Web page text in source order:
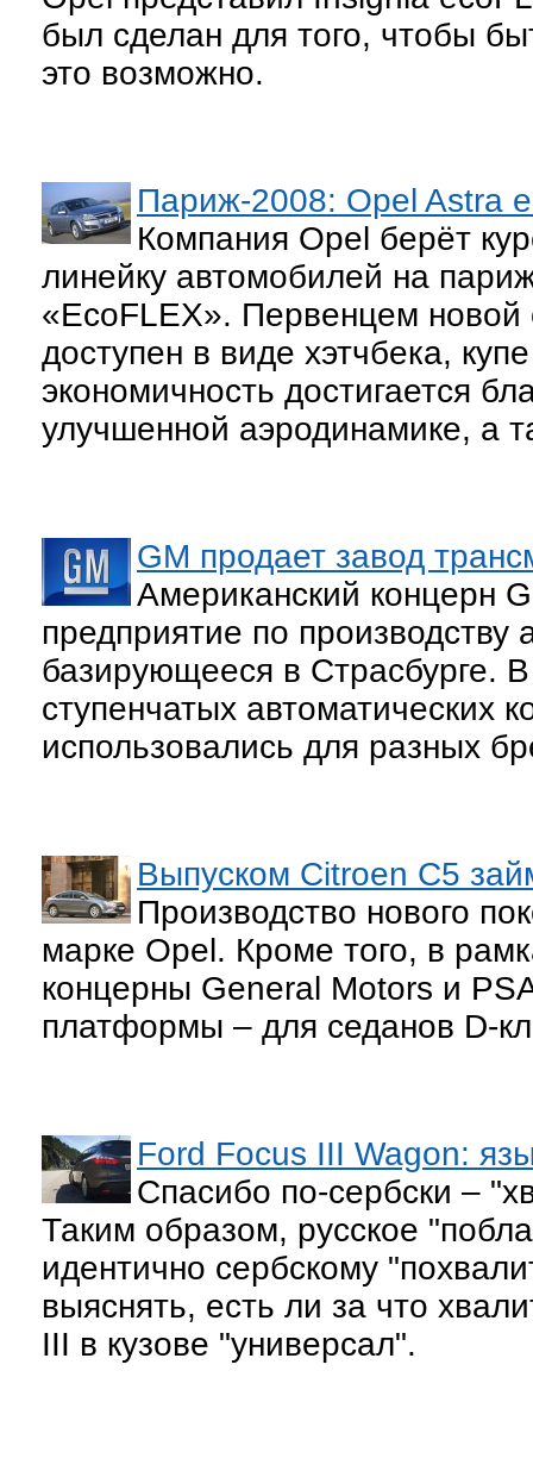
был сделан для того, чтобы
это возможно.
Париж-2008: Opel Astra
Компания Opel берёт
линейку автомобилей на
«EcoFLEX». Первенцем новой
доступен в виде хэтчбека,
экономичность достигается
улучшенной аэродинамике, а
GM продает завод
Американский концерн
предприятие по
базирующееся в Страсбурге.
ступенчатых автоматических
использовались для разных
Выпуском Citroen C5
Производство нового
марке Opel. Кроме того, в
концерны General Motors и
платформы – для седанов D-
Ford Focus III Wagon:
Спасибо по-сербски –
Таким образом, русское
идентично сербскому
выяснять, есть ли за что
III в кузове "универсал".